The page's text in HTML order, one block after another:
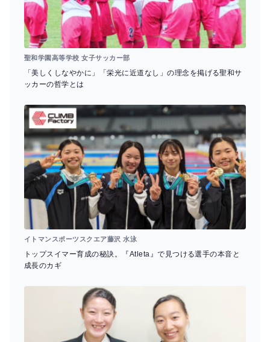
聖和学園高等学校 女子サッカー部
「美しくしなやかに」「栄光に近道なし」の理念を掲げる聖和サ
ッカーの哲学とは
イトマンスポーツスクエア藤沢 水泳
トップスイマー育成の秘訣。『Atleta』で見つける選手の本音と
成長のカギ